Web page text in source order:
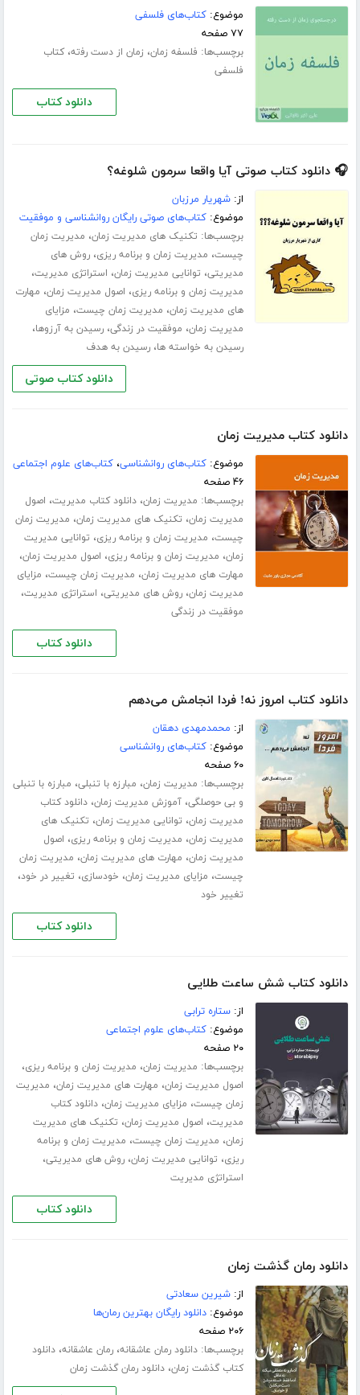
موضوع:کتاب‌های فلسفی
۷۷ صفحه
برچسب‌ها: فلسفه زمان، ﺯﻣﺎﻥ ﺍﺯ ﺩﺳﺖ ﺭﻓته‎‏،کتاب
فلسفی
دانلود کتاب
🎧 دانلود کتاب صوتی آیا واقعا سرمون شلوغه؟
از:شهریار مرزبان
موضوع:کتاب‌های صوتی رایگان روانشناسی و موفقیت
برچسب‌ها: تکنیک های مدیریت زمان، مدیریت زمان
چیست، مدیریت زمان و برنامه ریزی،روش های
مدیریتی، توانایی مدیریت زمان، استراتژی مدیریت،
مدیریت زمان و برنامه ریزی، اصول مدیریت زمان، مهارت
های مدیریت زمان، مدیریت زمان چیست، مزایای
مدیریت زمان، موفقیت در زندگی،رسیدن به آرزوها،
رسیدن به خواسته ها،رسیدن به هدف
دانلود کتاب صوتی
دانلود کتاب مدیریت زمان
موضوع:کتاب‌های روانشناسی،کتاب‌های علوم اجتماعی
۴۶ صفحه
برچسب‌ها: مدیریت زمان،دانلود کتاب مدیریت، اصول
مدیریت زمان، تکنیک های مدیریت زمان، مدیریت زمان
چیست، مدیریت زمان و برنامه ریزی، توانایی مدیریت
زمان، مدیریت زمان و برنامه ریزی، اصول مدیریت زمان،
مهارت های مدیریت زمان، مدیریت زمان چیست، مزایای
مدیریت زمان،روش های مدیریتی، استراتژی مدیریت،
موفقیت در زندگی
دانلود کتاب
دانلود کتاب امروز نه! فردا انجامش می‌دهم
از: محمدمهدی دهقان
موضوع:کتاب‌های روانشناسی
۶۰ صفحه
برچسب‌ها: مدیریت زمان، مبارزه با تنبلی، مبارزه با تنبلی
و بی حوصلگی،آموزش مدیریت زمان،دانلود کتاب
مدیریت زمان، توانایی مدیریت زمان، تکنیک های
مدیریت زمان، مدیریت زمان و برنامه ریزی، اصول
مدیریت زمان، مهارت های مدیریت زمان، مدیریت زمان
چیست، مزایای مدیریت زمان، خودسازی، تغییر در خود،
تغییر خود
دانلود کتاب
دانلود کتاب شش ساعت طلایی
از:ستاره ترابی
موضوع:کتاب‌های علوم اجتماعی
۲۰ صفحه
برچسب‌ها: مدیریت زمان، مدیریت زمان و برنامه ریزی،
اصول مدیریت زمان، مهارت های مدیریت زمان، مدیریت
زمان چیست، مزایای مدیریت زمان،دانلود کتاب
مدیریت، اصول مدیریت زمان، تکنیک های مدیریت
زمان، مدیریت زمان چیست، مدیریت زمان و برنامه
ریزی، توانایی مدیریت زمان،روش های مدیریتی،
استراتژی مدیریت
دانلود کتاب
دانلود رمان گذشت زمان
از:شیرین سعادتی
موضوع:دانلود رایگان بهترین رمان‌ها
۲۰۶ صفحه
برچسب‌ها:دانلود رمان عاشقانه،رمان عاشقانه،دانلود
کتاب گذشت زمان،دانلود رمان گذشت زمان